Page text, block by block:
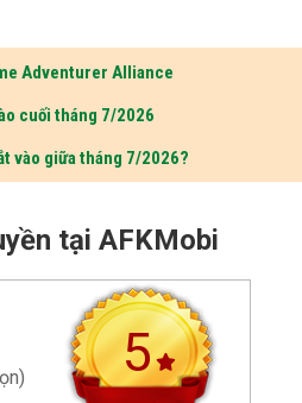
Adventurer Alliance
cuối tháng 7/2026
vào giữa tháng 7/2026?
tại AFKMobi
5